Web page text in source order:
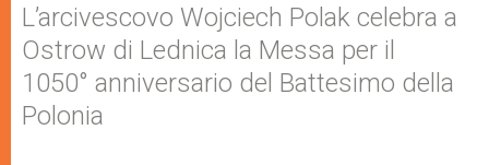
L’arcivescovo Wojciech Polak celebra a
Ostrow di Lednica la Messa per il
1050° anniversario del Battesimo della
Polonia